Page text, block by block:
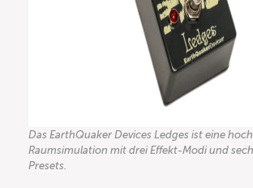
Das EarthQuaker Devices Ledges ist eine
Raumsimulation mit drei Effekt-Modi und
Presets.